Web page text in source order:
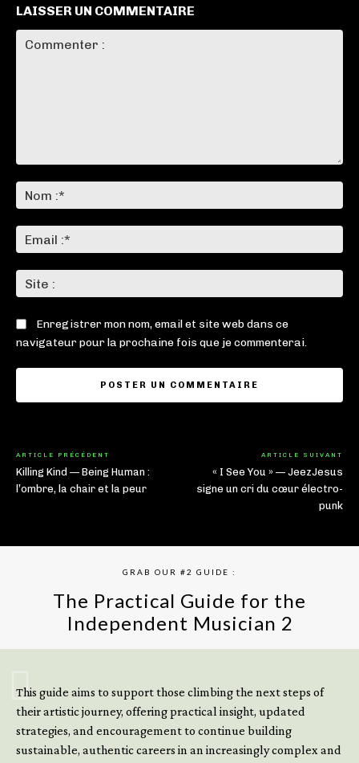
LAISSER UN COMMENTAIRE
:*
:*
:
Enregistrer mon nom, email et site web dans ce
navigateur pour la prochaine fois que je commenterai.
ARTICLE PRÉCÉDENT
Killing Kind — Being Human :
l’ombre, la chair et la peur
ARTICLE SUIVANT
« I See You » — JeezJesus
signe un cri du cœur électro-
punk
GRAB OUR #2 GUIDE :
The Practical Guide for the
Independent Musician 2
This guide aims to support those climbing the next steps of
their artistic journey, offering practical insight, updated
strategies, and encouragement to continue building
sustainable, authentic careers in an increasingly complex and